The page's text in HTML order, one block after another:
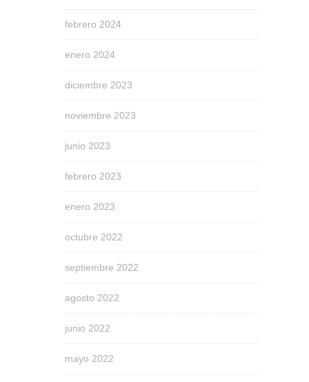
febrero 2024
enero 2024
diciembre 2023
noviembre 2023
junio 2023
febrero 2023
enero 2023
octubre 2022
septiembre 2022
agosto 2022
junio 2022
mayo 2022